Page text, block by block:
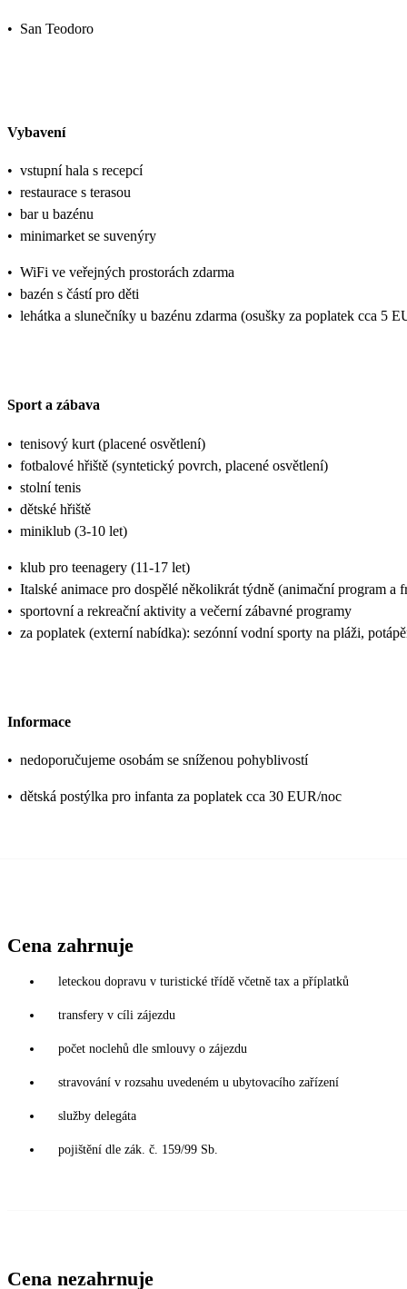
• San Teodoro
Vybavení
• vstupní hala s recepcí
• restaurace s terasou
• bar u bazénu
• minimarket se suvenýry
• WiFi ve veřejných prostorách zdarma
• bazén s částí pro děti
• lehátka a slunečníky u bazénu zdarma (osušky za poplatek cca 5
Sport a zábava
• tenisový kurt (placené osvětlení)
• fotbalové hřiště (syntetický povrch, placené osvětlení)
• stolní tenis
• dětské hřiště
• miniklub (3-10 let)
• klub pro teenagery (11-17 let)
• Italské animace pro dospělé několikrát týdně (animační program a
• sportovní a rekreační aktivity a večerní zábavné programy
• za poplatek (externí nabídka): sezónní vodní sporty na pláži,
Informace
• nedoporučujeme osobám se sníženou pohyblivostí
• dětská postýlka pro infanta za poplatek cca 30 EUR/noc
Cena zahrnuje
leteckou dopravu v turistické třídě včetně tax a příplatků
transfery v cíli zájezdu
počet noclehů dle smlouvy o zájezdu
stravování v rozsahu uvedeném u ubytovacího zařízení
služby delegáta
pojištění dle zák. č. 159/99 Sb.
Cena nezahrnuje